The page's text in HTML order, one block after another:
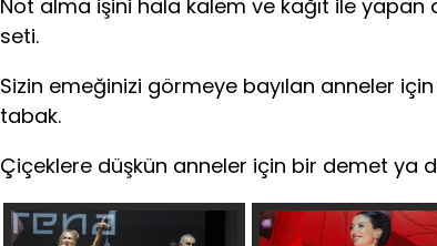
Not alma işini hala kalem ve kağıt ile
seti.
Sizin emeğinizi görmeye bayılan anneler
tabak.
Çiçeklere düşkün anneler için bir demet ya